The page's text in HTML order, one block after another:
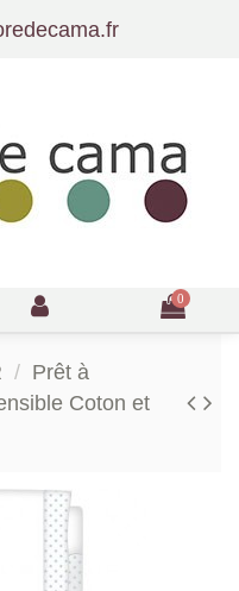
0
Prêt à
Coton et